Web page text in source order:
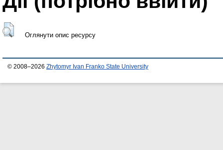
Оглянути опис ресурсу
© 2008–2026 Zhytomyr Ivan Franko State University